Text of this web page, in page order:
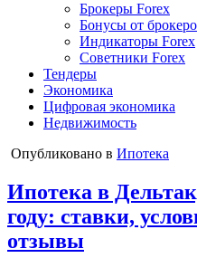
Брокеры Forex
Бонусы от
Индикаторы Forex
Советники Forex
Тендеры
Экономика
Цифровая экономика
Недвижимость
Опубликовано в Ипотека
Ипотека в
году: ставки,
отзывы